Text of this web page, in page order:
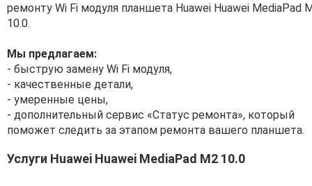
ремонту Wi Fi модуля планшета Huawei Huawei MediaPad
10.0.
Мы предлагаем:
- быструю замену Wi Fi модуля,
- качественные детали,
- умеренные цены,
- дополнительный сервис «Статус ремонта», который
поможет следить за этапом ремонта вашего планшета.
Услуги Huawei Huawei MediaPad M2 10.0